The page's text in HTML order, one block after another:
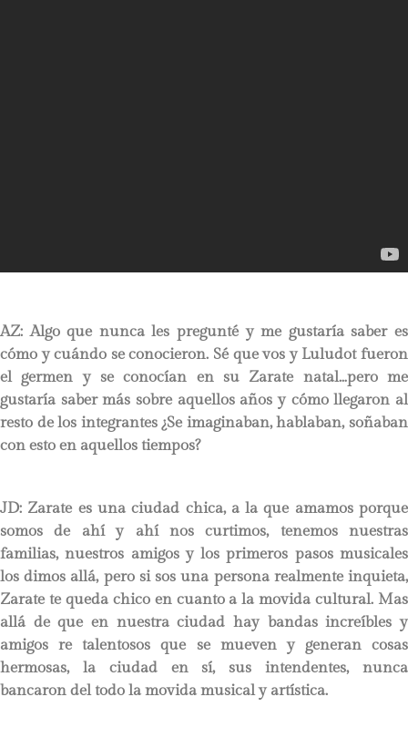
AZ: Algo que nunca les pregunté y me gustaría saber es
cómo y cuándo se conocieron. Sé que vos y Luludot fueron
el germen y se conocían en su Zarate natal…pero me
gustaría saber más sobre aquellos años y cómo llegaron al
resto de los integrantes ¿Se imaginaban, hablaban, soñaban
con esto en aquellos tiempos?
JD: Zarate es una ciudad chica, a la que amamos porque
somos de ahí y ahí nos curtimos, tenemos nuestras
familias, nuestros amigos y los primeros pasos musicales
los dimos allá, pero si sos una persona realmente inquieta,
Zarate te queda chico en cuanto a la movida cultural. Mas
allá de que en nuestra ciudad hay bandas increíbles y
amigos re talentosos que se mueven y generan cosas
hermosas, la ciudad en sí, sus intendentes, nunca
bancaron del todo la movida musical y artística.